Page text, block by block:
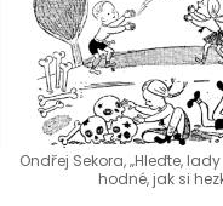
Ondřej Sekora, „Hleďte,
hodné, jak si